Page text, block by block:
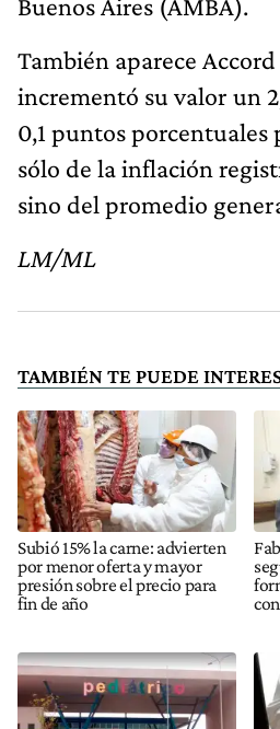
También aparece
incrementó su valor un
0,1 puntos porcentuales
sólo de la inflación
sino del promedio
LM/ML
TAMBIÉN TE PUEDE
Subió 15% la carne: advierten
por menor oferta y mayor
presión sobre el precio para
fin de año